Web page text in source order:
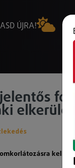
ÚJRA!
elkerülő
kell